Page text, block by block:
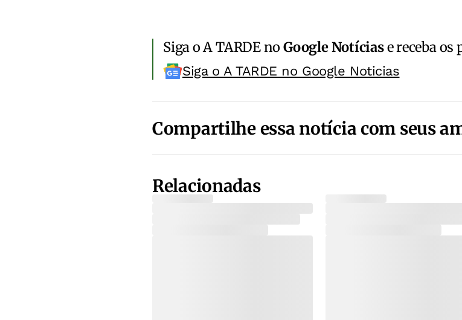
Siga o A TARDE noGoogle Notíciase receba os
Siga o A TARDE no Google Noticias
Compartilhe essa notícia com seus
Relacionadas